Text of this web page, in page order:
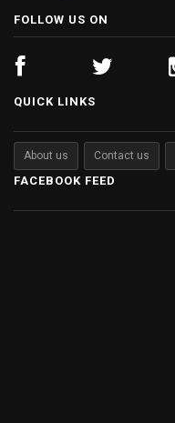
FOLLOW US ON
QUICK LINKS
About us Contact us
FACEBOOK FEED